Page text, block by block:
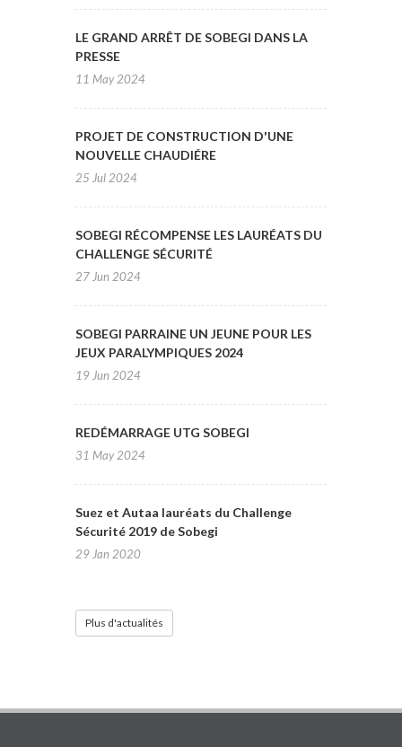
LE GRAND ARRÊT DE SOBEGI DANS LA
PRESSE
11 May 2024
PROJET DE CONSTRUCTION D'UNE
NOUVELLE CHAUDIÉRE
25 Jul 2024
SOBEGI RÉCOMPENSE LES LAURÉATS DU
CHALLENGE SÉCURITÉ
27 Jun 2024
SOBEGI PARRAINE UN JEUNE POUR LES
JEUX PARALYMPIQUES 2024
19 Jun 2024
REDÉMARRAGE UTG SOBEGI
31 May 2024
Suez et Autaa lauréats du Challenge
Sécurité 2019 de Sobegi
29 Jan 2020
Plus d'actualités